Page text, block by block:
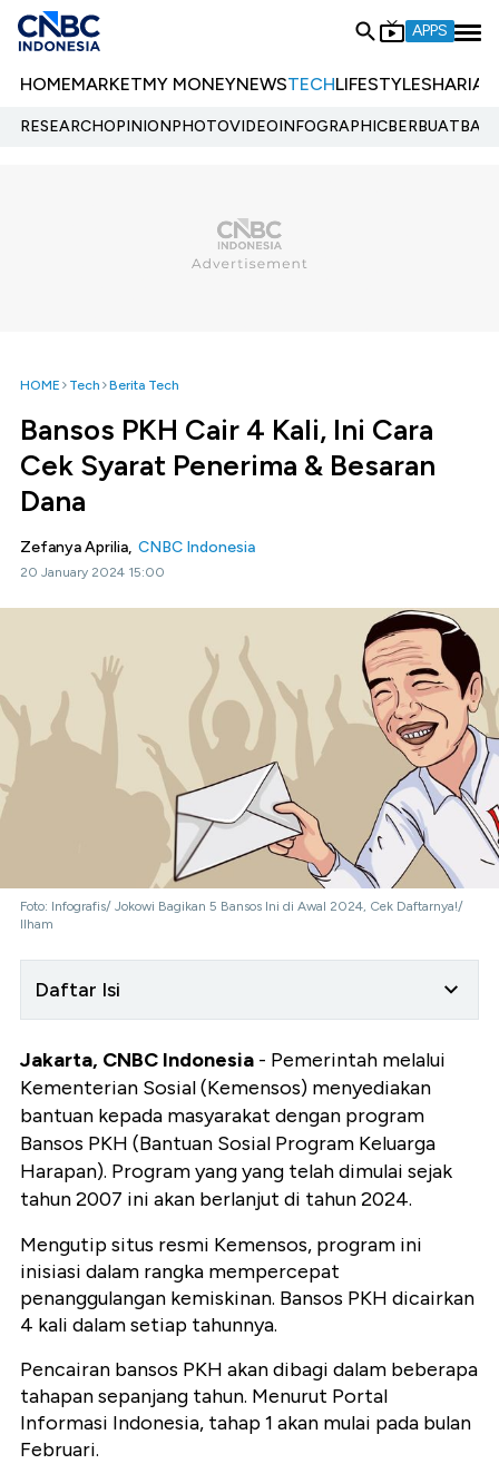
APPS
HOMEMARKETMY MONEYNEWSTECHLIFESTYLESHARIA
RESEARCHOPINIONPHOTOVIDEOINFOGRAPHIC
HOME Tech Berita Tech
Bansos PKH Cair 4 Kali, Ini Cara
Cek Syarat Penerima & Besaran
Dana
Zefanya Aprilia, CNBC Indonesia
20 January 2024 15:00
Foto: Infografis/ Jokowi Bagikan 5 Bansos Ini di Awal 2024, Cek Daftarnya!/
Ilham
Daftar Isi
Jakarta, CNBC Indonesia - Pemerintah melalui
Kementerian Sosial (Kemensos) menyediakan
bantuan kepada masyarakat dengan program
Bansos PKH (Bantuan Sosial Program Keluarga
Harapan). Program yang yang telah dimulai sejak
tahun 2007 ini akan berlanjut di tahun 2024.
Mengutip situs resmi Kemensos, program ini
inisiasi dalam rangka mempercepat
penanggulangan kemiskinan. Bansos PKH dicairkan
4 kali dalam setiap tahunnya.
Pencairan bansos PKH akan dibagi dalam beberapa
tahapan sepanjang tahun. Menurut Portal
Informasi Indonesia, tahap 1 akan mulai pada bulan
Februari.